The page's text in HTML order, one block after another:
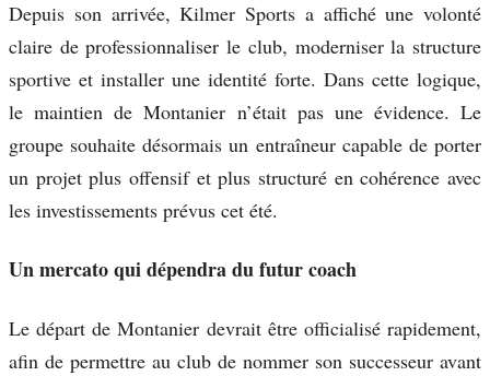
Depuis son arrivée, Kilmer Sports a affiché une volonté
claire de professionnaliser le club, moderniser la structure
sportive et installer une identité forte. Dans cette logique,
le maintien de Montanier n’était pas une évidence. Le
groupe souhaite désormais un entraîneur capable de porter
un projet plus offensif et plus structuré en cohérence avec
les investissements prévus cet été.
Un mercato qui dépendra du futur coach
Le départ de Montanier devrait être officialisé rapidement,
afin de permettre au club de nommer son successeur avant